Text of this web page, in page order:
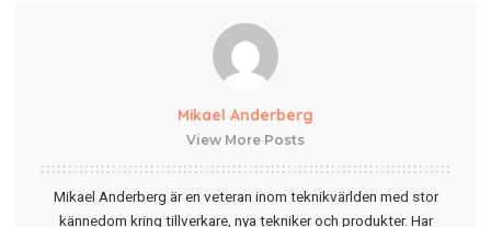
Mikael Anderberg
View More Posts
Mikael Anderberg är en veteran inom teknikvärlden med stor
kännedom kring tillverkare, nya tekniker och produkter. Har